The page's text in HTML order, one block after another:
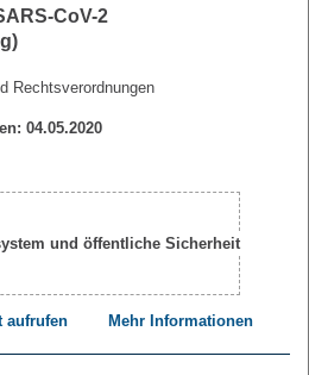
CoV-2
Rechtsverordnungen
04.05.2020
aufrufen Mehr Informationen